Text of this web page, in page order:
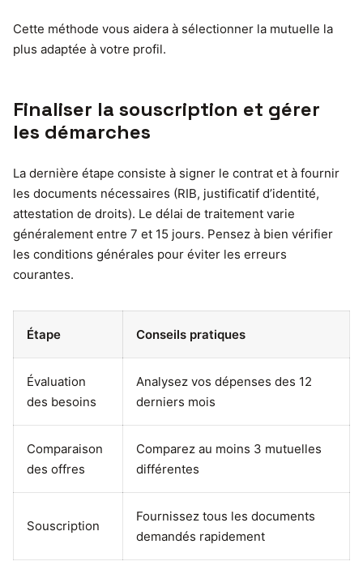
Cette méthode vous aidera à sélectionner la mutuelle la
plus adaptée à votre profil.
Finaliser la souscription et gérer
les démarches
La dernière étape consiste à signer le contrat et à fournir
les documents nécessaires (RIB, justificatif d’identité,
attestation de droits). Le délai de traitement varie
généralement entre 7 et 15 jours. Pensez à bien vérifier
les conditions générales pour éviter les erreurs
courantes.
Étape Conseils pratiques
Évaluation
des besoins
Analysez vos dépenses des 12
derniers mois
Comparaison
des offres
Comparez au moins 3 mutuelles
différentes
Souscription
Fournissez tous les documents
demandés rapidement